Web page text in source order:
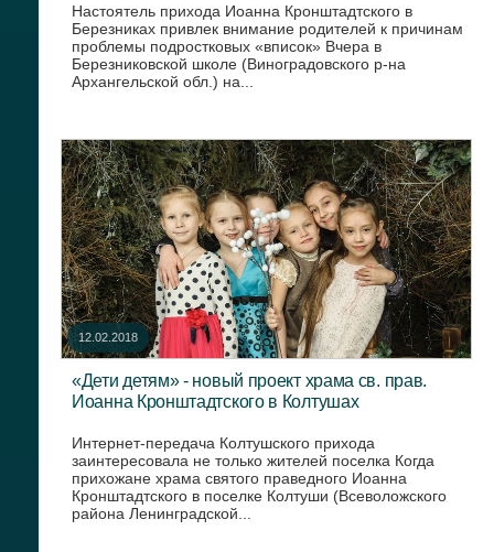
Настоятель прихода Иоанна Кронштадтского в
Березниках привлек внимание родителей к причинам
проблемы подростковых «вписок» Вчера в
Березниковской школе (Виноградовского р-на
Архангельской обл.) на...
12.02.2018
«Дети детям» - новый проект храма св. прав.
Иоанна Кронштадтского в Колтушах
Интернет-передача Колтушского прихода
заинтересовала не только жителей поселка Когда
прихожане храма святого праведного Иоанна
Кронштадтского в поселке Колтуши (Всеволожского
района Ленинградской...